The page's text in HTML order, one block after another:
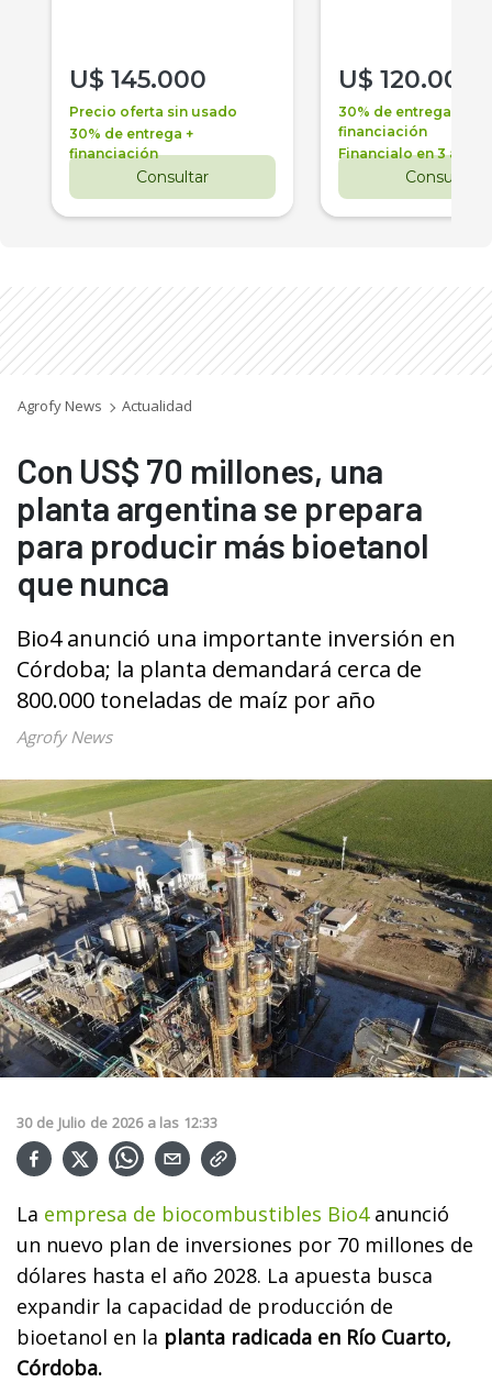
U$ 145.000
Precio oferta sin usado
30% de entrega +
financiación
Consultar
U$ 120.000
30% de entrega +
financiación
Financialo en 3 años
Consultar
Agrofy News Actualidad
Con US$ 70 millones, una
planta argentina se prepara
para producir más bioetanol
que nunca
Bio4 anunció una importante inversión en
Córdoba; la planta demandará cerca de
800.000 toneladas de maíz por año
Agrofy News
30 de Julio de 2026 a las 12:33
La empresa de biocombustibles Bio4anunció
un nuevo plan de inversiones por 70 millones de
dólares hasta el año 2028. La apuesta busca
expandir la capacidad de producción de
bioetanol en la planta radicada en Río Cuarto,
Córdoba.